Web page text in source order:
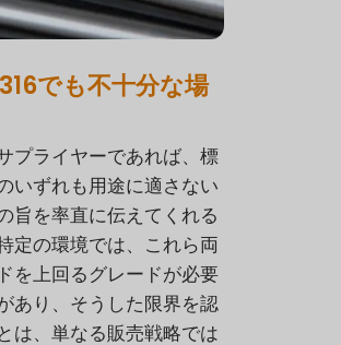
でも不十分な場
プライヤーであれば、標
いずれも用途に適さない
旨を率直に伝えてくれる
定の環境では、これら両
を上回るグレードが必要
あり、そうした限界を認
は、単なる販売戦略では